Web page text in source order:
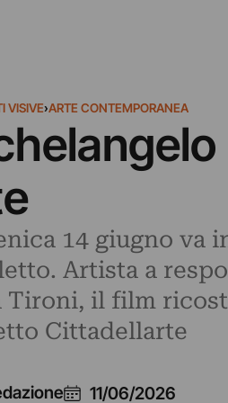
VISIVE›ARTE CONTEMPORANEA
14 giugno va
Artista a
Tironi, il film
Cittadellarte
11/06/2026